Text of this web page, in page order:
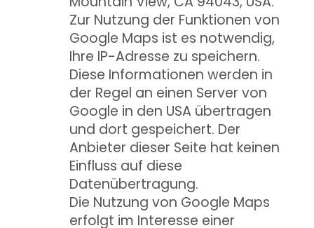
Zur Nutzung der Funktionen von
Google Maps ist es notwendig,
Ihre IP-Adresse zu speichern.
Diese Informationen werden in
der Regel an einen Server von
Google in den USA übertragen
und dort gespeichert. Der
Anbieter dieser Seite hat keinen
Einfluss auf diese
Datenübertragung.
Die Nutzung von Google Maps
erfolgt im Interesse einer